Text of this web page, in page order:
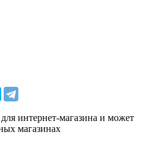
интернет-магазина и может
магазинах